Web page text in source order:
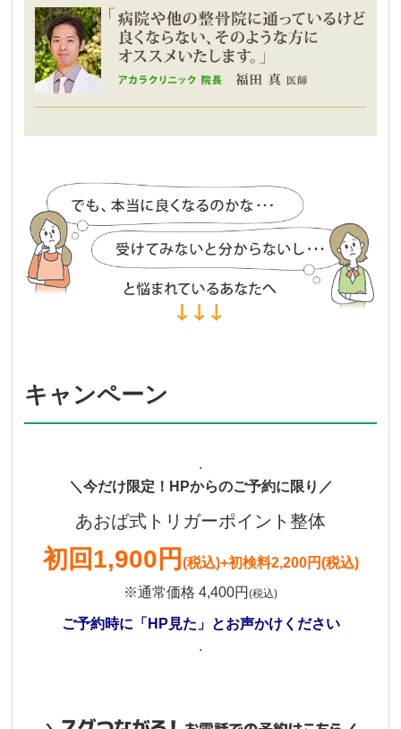
キャンペーン
.
＼今だけ限定！HPからのご予約に限り／
あおば式トリガーポイント整体
初回1,900円 (税込)+初検料2,200円(税込)
※通常価格 4,400円 (税込)
ご予約時に「HP見た」とお声かけください
.